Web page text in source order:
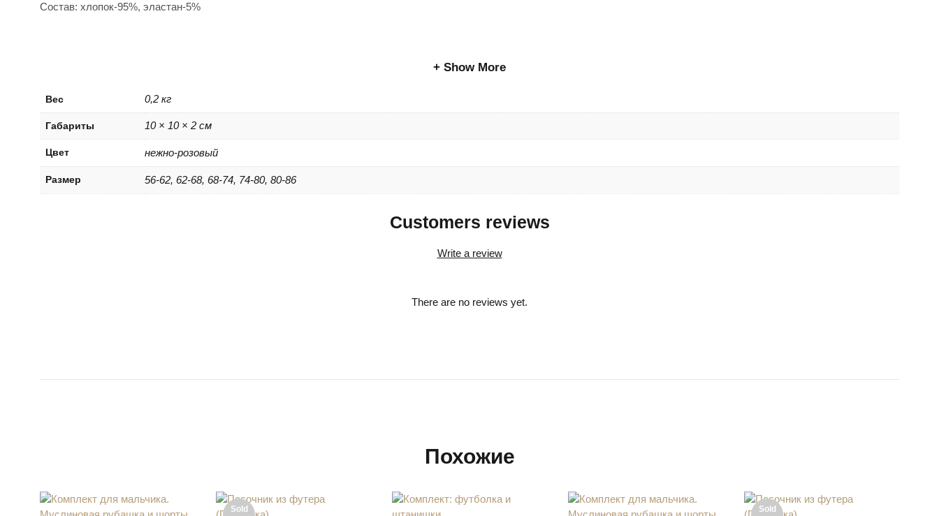
Состав: хлопок-95%, эластан-5%
Show More
Вес 0,2 кг
Габариты 10 × 10 × 2 см
Цвет нежно-розовый
Размер 56-62, 62-68, 68-74, 74-80, 80-86
Customers reviews
Write a review
There are no reviews yet.
Похожие
Sold
Sold